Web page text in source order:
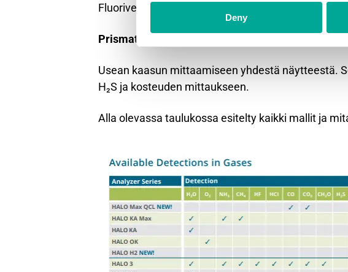
Deny
Fluorivedyn (HF) jatkuvaan mittaukseen
Prismatic 3
Usean kaasun mittaamiseen yhdestä näytteestä.
H₂S ja kosteuden mittaukseen.
Alla olevassa taulukossa esitelty kaikki mallit ja